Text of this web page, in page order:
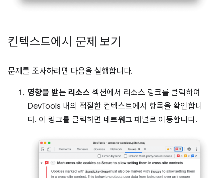
컨텍스트에서 문제 보기
문제를 조사하려면 다음을 실행합니다.
영향을 받는 리소스 섹션에서 리소스 링크를 클릭하여
DevTools 내의 적절한 컨텍스트에서 항목을 확인합니
다. 이 링크를 클릭하면 네트워크 패널로 이동합니다.